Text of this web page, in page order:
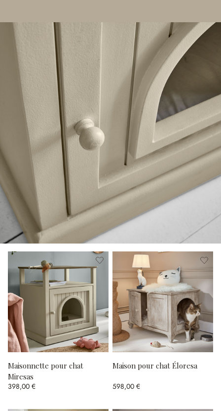
Maisonnette pour chat
Miresas
398,00 €
Maison pour chat Éloresa
598,00 €